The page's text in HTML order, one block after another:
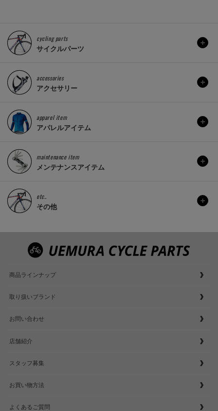
cycling parts
サイクルパーツ
accessories
アクセサリー
apparel item
アパレルアイテム
maintenance item
メンテナンスアイテム
etc..
その他
商品ラインナップ
取り扱いブランド
お問い合わせ
店舗紹介
スタッフ募集
お買い物方法
よくあるご質問